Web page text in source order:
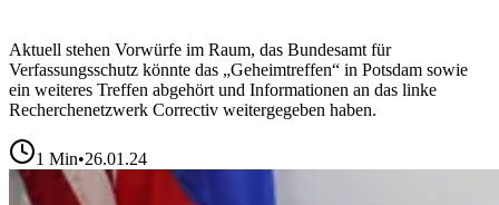
Aktuell stehen Vorwürfe im Raum, das Bundesamt für
Verfassungsschutz könnte das „Geheimtreffen“ in Potsdam sowie
ein weiteres Treffen abgehört und Informationen an das linke
Recherchenetzwerk Correctiv weitergegeben haben.
1 Min•26.01.24